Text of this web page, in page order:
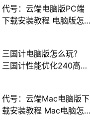
代号：云端电脑版PC端
下载安装教程 电脑版怎
三国计电脑版怎么玩？
三国计性能优化240高帧
代号：云端Mac电脑版下
载安装教程 Mac电脑怎